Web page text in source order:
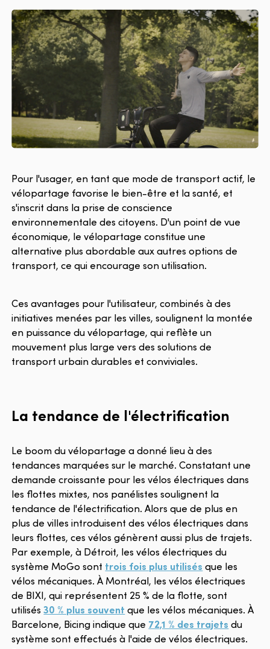
Pour l'usager, en tant que mode de transport actif, le
vélopartage favorise le bien-être et la santé, et
s'inscrit dans la prise de conscience
environnementale des citoyens. D'un point de vue
économique, le vélopartage constitue une
alternative plus abordable aux autres options de
transport, ce qui encourage son utilisation.
Ces avantages pour l'utilisateur, combinés à des
initiatives menées par les villes, soulignent la montée
en puissance du vélopartage, qui reflète un
mouvement plus large vers des solutions de
transport urbain durables et conviviales.
La tendance de l'électrification
Le boom du vélopartage a donné lieu à des
tendances marquées sur le marché. Constatant une
demande croissante pour les vélos électriques dans
les flottes mixtes, nos panélistes soulignent la
tendance de l'électrification. Alors que de plus en
plus de villes introduisent des vélos électriques dans
leurs flottes, ces vélos génèrent aussi plus de trajets.
Par exemple, à Détroit, les vélos électriques du
système MoGo sont trois fois plus utilisés que les
vélos mécaniques. À Montréal, les vélos électriques
de BIXI, qui représentent 25 % de la flotte, sont
utilisés30 % plus souvent que les vélos mécaniques. À
Barcelone, Bicing indique que 72,1 % des trajets du
système sont effectués à l'aide de vélos électriques.